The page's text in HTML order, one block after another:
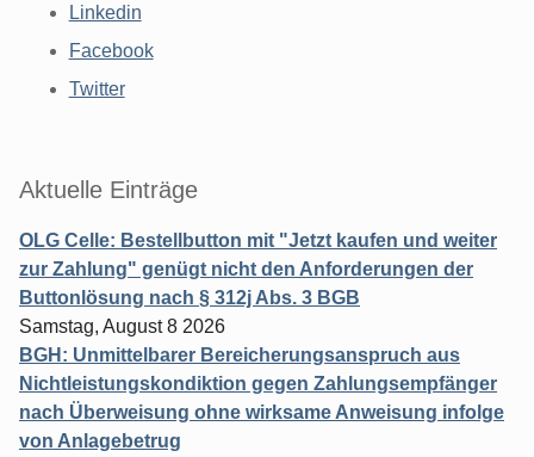
Linkedin
Facebook
Twitter
Aktuelle Einträge
OLG Celle: Bestellbutton mit "Jetzt kaufen und weiter
zur Zahlung" genügt nicht den Anforderungen der
Buttonlösung nach § 312j Abs. 3 BGB
Samstag, August 8 2026
BGH: Unmittelbarer Bereicherungsanspruch aus
Nichtleistungskondiktion gegen Zahlungsempfänger
nach Überweisung ohne wirksame Anweisung infolge
von Anlagebetrug